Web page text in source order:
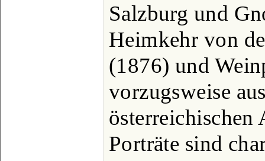
Salzburg und
Heimkehr von
(1876) und
vorzugsweise
österreichischen
Porträte sind